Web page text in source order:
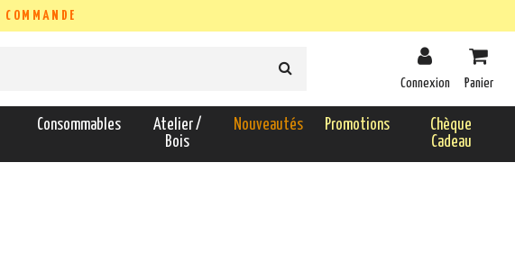
Connexion Panier
Consommables
Atelier /
Bois
Nouveautés Promotions
Chèque
Cadeau